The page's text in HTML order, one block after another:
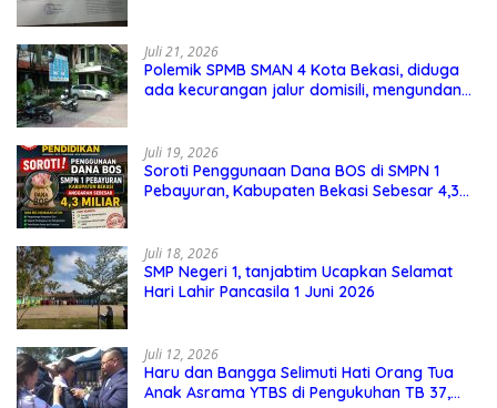
Juli 21, 2026
Polemik SPMB SMAN 4 Kota Bekasi, diduga
ada kecurangan jalur domisili, mengundang
Juli 19, 2026
Soroti Penggunaan Dana BOS di SMPN 1
Pebayuran, Kabupaten Bekasi Sebesar 4,3
Juli 18, 2026
SMP Negeri 1, tanjabtim Ucapkan Selamat
Hari Lahir Pancasila 1 Juni 2026
Juli 12, 2026
Haru dan Bangga Selimuti Hati Orang Tua
Anak Asrama YTBS di Pengukuhan TB 37,